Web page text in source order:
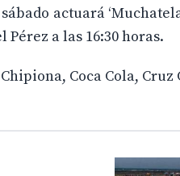
actuará
a las 16:30 horas.
Coca Cola, Cruz